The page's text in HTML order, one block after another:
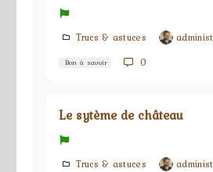
Trucs & astuces
Bon à savoir 0
Le sytème de château
Trucs & astuces